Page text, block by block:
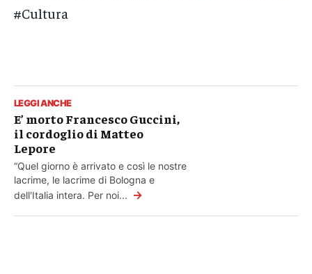
#Cultura
LEGGI ANCHE
E’ morto Francesco Guccini,
il cordoglio di Matteo
Lepore
“Quel giorno è arrivato e così le nostre
lacrime, le lacrime di Bologna e
dell'Italia intera. Per noi... →